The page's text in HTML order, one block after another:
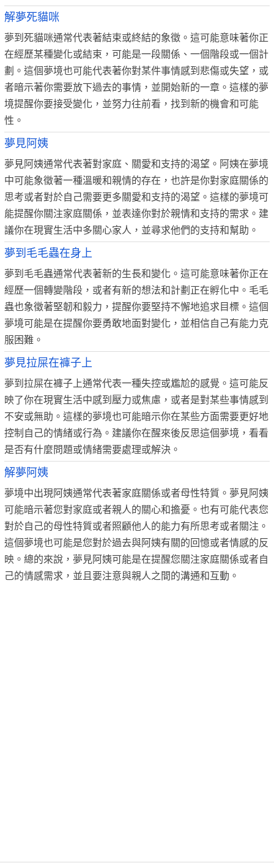
解夢死貓咪
夢到死貓咪通常代表著結束或終結的象徵。這可能意味著你正
在經歷某種變化或結束，可能是一段關係、一個階段或一個計
劃。這個夢境也可能代表著你對某件事情感到悲傷或失望，或
者暗示著你需要放下過去的事情，並開始新的一章。這樣的夢
境提醒你要接受變化，並努力往前看，找到新的機會和可能
性。
夢見阿姨
夢見阿姨通常代表著對家庭、關愛和支持的渴望。阿姨在夢境
中可能象徵著一種溫暖和親情的存在，也許是你對家庭關係的
思考或者對於自己需要更多關愛和支持的渴望。這樣的夢境可
能提醒你關注家庭關係，並表達你對於親情和支持的需求。建
議你在現實生活中多關心家人，並尋求他們的支持和幫助。
夢到毛毛蟲在身上
夢到毛毛蟲通常代表著新的生長和變化。這可能意味著你正在
經歷一個轉變階段，或者有新的想法和計劃正在孵化中。毛毛
蟲也象徵著堅韌和毅力，提醒你要堅持不懈地追求目標。這個
夢境可能是在提醒你要勇敢地面對變化，並相信自己有能力克
服困難。
夢見拉屎在褲子上
夢到拉屎在褲子上通常代表一種失控或尷尬的感覺。這可能反
映了你在現實生活中感到壓力或焦慮，或者是對某些事情感到
不安或無助。這樣的夢境也可能暗示你在某些方面需要更好地
控制自己的情緒或行為。建議你在醒來後反思這個夢境，看看
是否有什麼問題或情緒需要處理或解決。
解夢阿姨
夢境中出現阿姨通常代表著家庭關係或者母性特質。夢見阿姨
可能暗示著您對家庭或者親人的關心和擔憂。也有可能代表您
對於自己的母性特質或者照顧他人的能力有所思考或者關注。
這個夢境也可能是您對於過去與阿姨有關的回憶或者情感的反
映。總的來說，夢見阿姨可能是在提醒您關注家庭關係或者自
己的情感需求，並且要注意與親人之間的溝通和互動。